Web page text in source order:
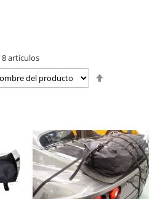
8artículos